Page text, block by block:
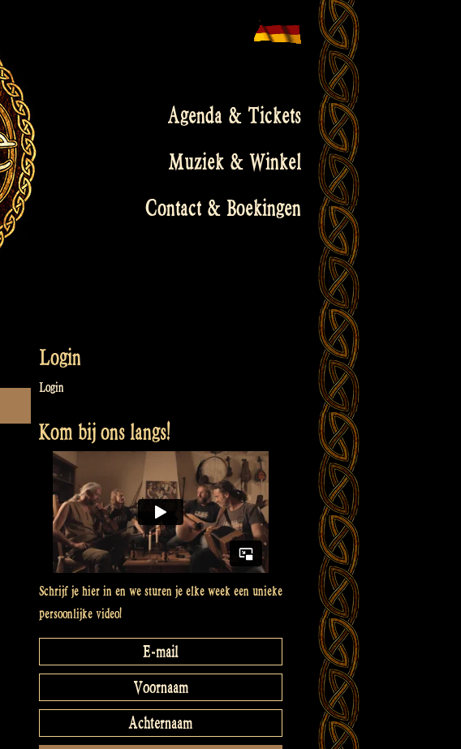
Agenda & Tickets
Muziek & Winkel
Contact & Boekingen
Login
Login
Kom bij ons langs!
Schrijf je hier in en we sturen je elke week een unieke
persoonlijke video!